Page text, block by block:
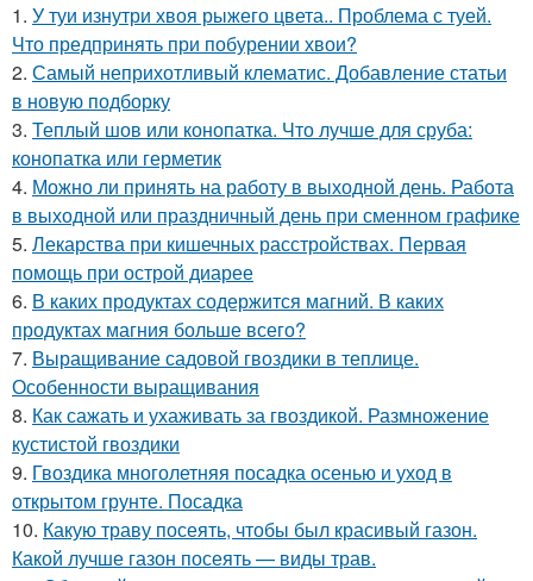
1. У туи изнутри хвоя рыжего цвета.. Проблема с туей.
Что предпринять при побурении хвои?
2. Самый неприхотливый клематис. Добавление статьи
в новую подборку
3. Теплый шов или конопатка. Что лучше для сруба:
конопатка или герметик
4. Можно ли принять на работу в выходной день. Работа
в выходной или праздничный день при сменном графике
5. Лекарства при кишечных расстройствах. Первая
помощь при острой диарее
6. В каких продуктах содержится магний. В каких
продуктах магния больше всего?
7. Выращивание садовой гвоздики в теплице.
Особенности выращивания
8. Как сажать и ухаживать за гвоздикой. Размножение
кустистой гвоздики
9. Гвоздика многолетняя посадка осенью и уход в
открытом грунте. Посадка
10. Какую траву посеять, чтобы был красивый газон.
Какой лучше газон посеять — виды трав.